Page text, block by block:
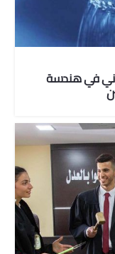
في هندسة